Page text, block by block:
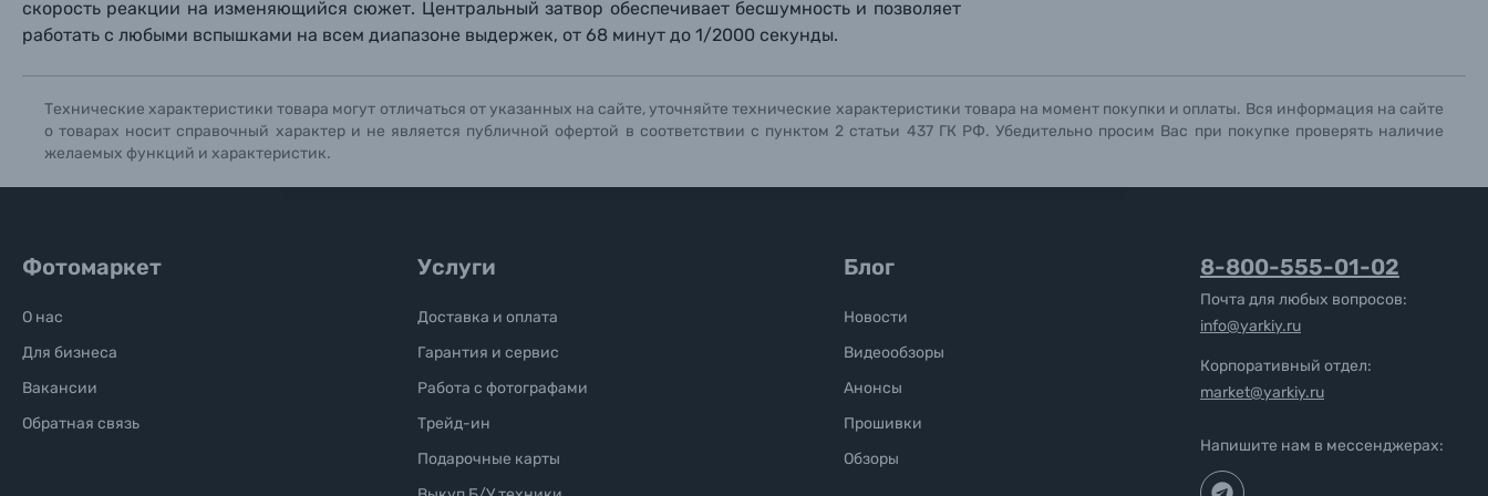
Отправить вопрос
Отправить вопрос
Солнцезащитные очки
Уценённые товары
скорость реакции на изменяющийся сюжет. Центральный затвор обеспечивает бесшумность и позволяет
работать с любыми вспышками на всем диапазоне выдержек, от 68 минут до 1/2000 секунды.
Технические характеристики товара могут отличаться от указанных на сайте, уточняйте технические характеристики товара на момент покупки и оплаты. Вся информация на сайте
о товарах носит справочный характер и не является публичной офертой в соответствии с пунктом 2 статьи 437 ГК РФ. Убедительно просим Вас при покупке проверять наличие
желаемых функций и характеристик.
Отправить вопрос
Фотомаркет
О нас
Для бизнеса
Вакансии
Обратная связь
Услуги
Доставка и оплата
Гарантия и сервис
Работа с фотографами
Трейд-ин
Подарочные карты
Блог
Новости
Видеообзоры
Анонсы
Прошивки
Обзоры
8-800-555-01-02
Почта для любых вопросов:
info@yarkiy.ru
Корпоративный отдел:
market@yarkiy.ru
Напишите нам в мессенджерах: